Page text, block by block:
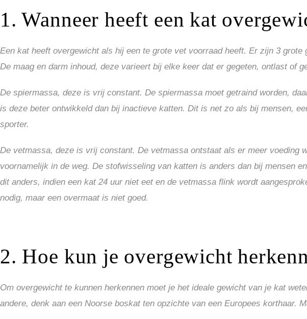
1. Wanneer heeft een kat
Een kat heeft overgewicht als hij een te grote vet voorraad heeft. Er zijn 3 grote
De maag en darm inhoud, deze varieert bij elke keer dat er gegeten, ontlast of
De spiermassa, deze is vrij constant. De spiermassa moet getraind worden,
is deze beter ontwikkeld dan bij inactieve katten. Dit is net zo als bij mensen,
sporter.
De vetmassa, deze is vrij constant. De vetmassa ontstaat als er meer voeding
voornamelijk in de weg. De stofwisseling van katten is anders dan bij mensen
dit anders, indien een kat 24 uur niet eet en de vetmassa flink wordt
nodig, maar een overmaat is niet goed.
2. Hoe kun je overgewicht
Om overgewicht te kunnen herkennen moet je het ideale gewicht van je kat
andere, denk aan een Noorse boskat ten opzichte van een Europees korthaar.